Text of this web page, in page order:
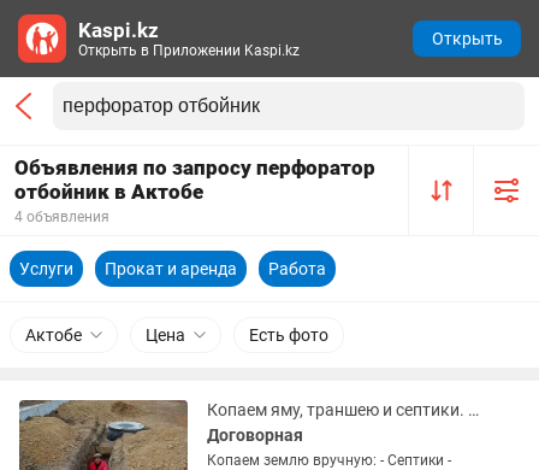
Объявления по запросу перфоратор
отбойник в Актобе
4 объявления
Услуги Прокат и аренда Работа
Актобе Цена Есть фото
Копаем яму, траншею и септики. Проколы под дорогой. Жер қазамыз.
Договорная
Копаем землю вручную: - Септики -
Kaspi.kz
Открыть в Приложении Kaspi.kz
Открыть